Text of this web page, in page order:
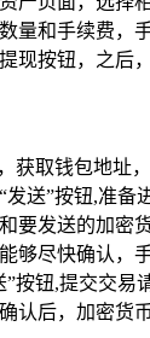
量和手续费，
现按钮，之后
获取钱包地址
送”按钮,准备
要发送的加密
够尽快确认，
按钮,提交交易
认后，加密货